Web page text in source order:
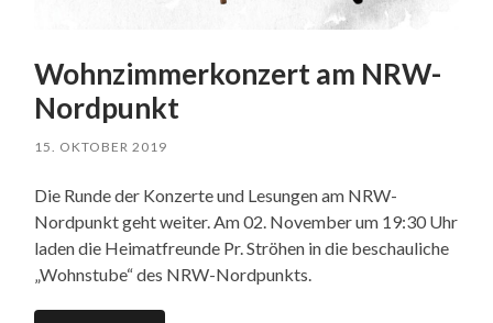
Wohnzimmerkonzert am NRW-
Nordpunkt
15. OKTOBER 2019
Die Runde der Konzerte und Lesungen am NRW-
Nordpunkt geht weiter. Am 02. November um 19:30 Uhr
laden die Heimatfreunde Pr. Ströhen in die beschauliche
„Wohnstube“ des NRW-Nordpunkts.